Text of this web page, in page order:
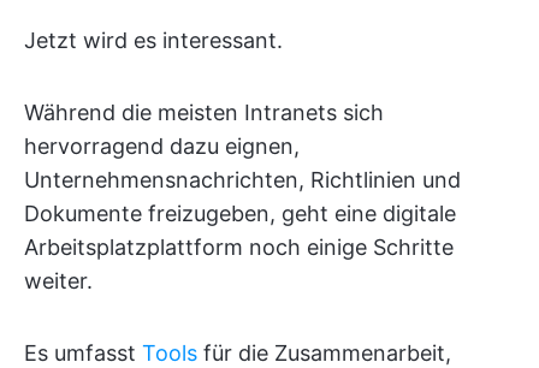
Jetzt wird es interessant.
Während die meisten Intranets sich
hervorragend dazu eignen,
Unternehmensnachrichten, Richtlinien und
Dokumente freizugeben, geht eine digitale
Arbeitsplatzplattform noch einige Schritte
weiter.
Es umfasst Tools für die Zusammenarbeit,